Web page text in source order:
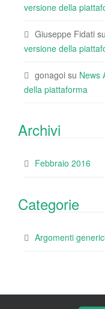
versione della
Giuseppe Fidati su
versione della
gonagoi su News
della piattaforma
Archivi
Febbraio 2016
Categorie
Argomenti